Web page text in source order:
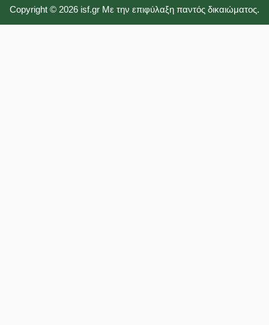
Copyright © 2026 isf.gr Με την επιφύλαξη παντός δικαιώματος.